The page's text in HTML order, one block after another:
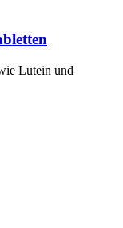
Lutein und